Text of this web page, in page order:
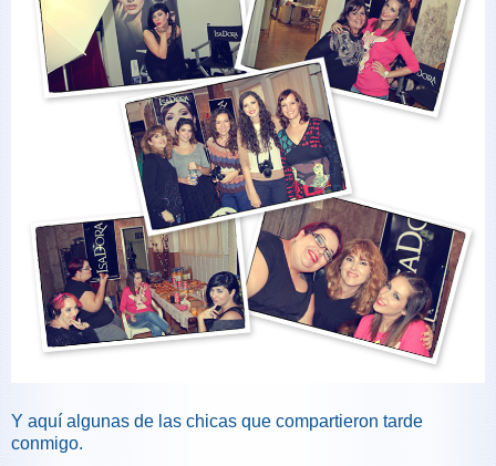
Y aquí algunas de las chicas que compartieron tarde
conmigo.